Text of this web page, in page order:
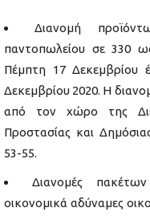
Διανομή
παντοπωλείου σε 330
Πέμπτη 17 Δεκεμβρίου
Δεκεμβρίου 2020. Η
από τον χώρο της
Προστασίας και
53-55.
Διανομές
οικονομικά αδύναμες